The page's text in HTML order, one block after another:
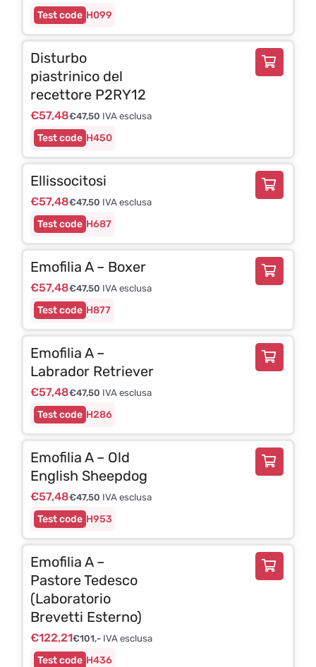
H099
H450
Disturbo
piastrinico del
recettore P2RY12
€57,48€47,50 IVA esclusa
H687
Ellissocitosi
€57,48€47,50 IVA esclusa
H877
Emofilia A – Boxer
€57,48€47,50 IVA esclusa
H286
Emofilia A –
Labrador Retriever
€57,48€47,50 IVA esclusa
H953
Emofilia A – Old
English Sheepdog
€57,48€47,50 IVA esclusa
H436
Emofilia A –
Pastore Tedesco
(Laboratorio
Brevetti Esterno)
€122,21€101,-IVA esclusa